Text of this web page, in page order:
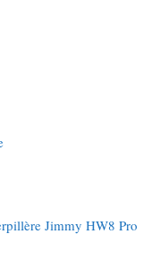
Jimmy HW8 Pro